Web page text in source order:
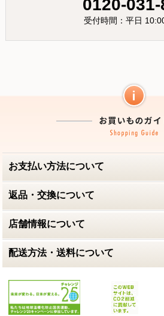
0120-
受付時間：平日
お支払い方法について
返品・交換について
店舗情報について
配送方法・送料について